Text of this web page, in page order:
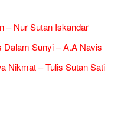
– Nur Sutan Iskandar
Sunyi – A.A Navis
Nikmat – Tulis Sutan Sati